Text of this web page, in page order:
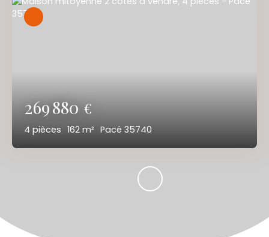
269 880€
4 pièces 162 m² Pacé 35740